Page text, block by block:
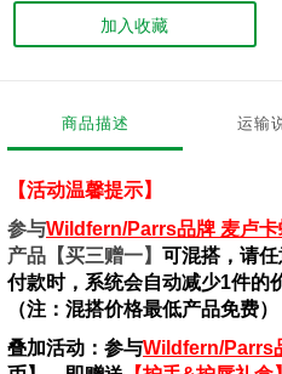
加入收藏
商品描述 运输
【活动温馨提示】
参与Wildfern/Parrs品牌 麦卢卡
产品【买三赠一】 可混搭，请任
付款时，系统会自动减少1件的
（注：混搭价格最低产品免费）
叠加活动：参与Wildfern/Parrs